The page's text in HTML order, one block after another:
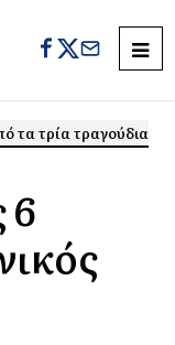
τα τρία τραγούδια
6